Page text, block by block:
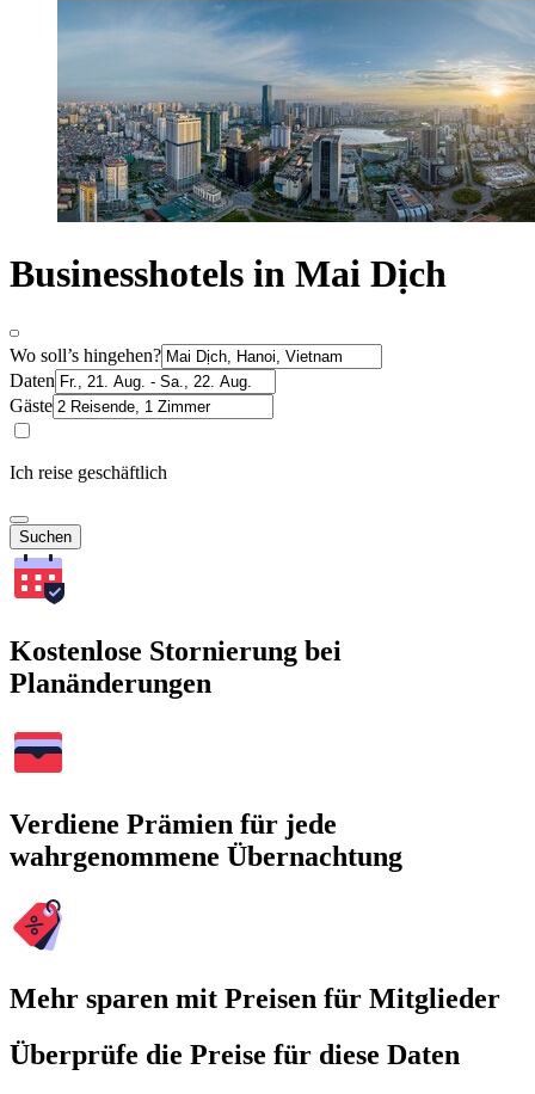
Businesshotels in Mai Dịch
Wo soll’s hingehen?
Daten
Gäste
Ich reise geschäftlich
Suchen
Kostenlose Stornierung bei
Planänderungen
Verdiene Prämien für jede
wahrgenommene Übernachtung
Mehr sparen mit Preisen für Mitglieder
Überprüfe die Preise für diese Daten